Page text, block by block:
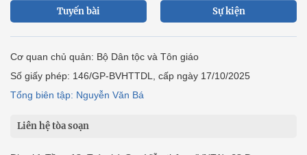
Tuyến bài Sự kiện
Cơ quan chủ quản: Bộ Dân tộc và Tôn giáo
Số giấy phép: 146/GP-BVHTTDL, cấp ngày 17/10/2025
Tổng biên tập: Nguyễn Văn Bá
Liên hệ tòa soạn